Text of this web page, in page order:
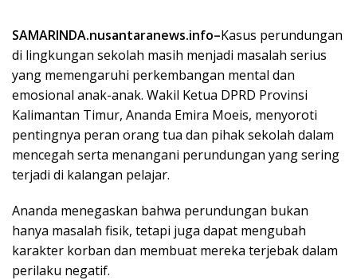
SAMARINDA.nusantaranews.info–Kasus perundungan
di lingkungan sekolah masih menjadi masalah serius
yang memengaruhi perkembangan mental dan
emosional anak-anak. Wakil Ketua DPRD Provinsi
Kalimantan Timur, Ananda Emira Moeis, menyoroti
pentingnya peran orang tua dan pihak sekolah dalam
mencegah serta menangani perundungan yang sering
terjadi di kalangan pelajar.
Ananda menegaskan bahwa perundungan bukan
hanya masalah fisik, tetapi juga dapat mengubah
karakter korban dan membuat mereka terjebak dalam
perilaku negatif.